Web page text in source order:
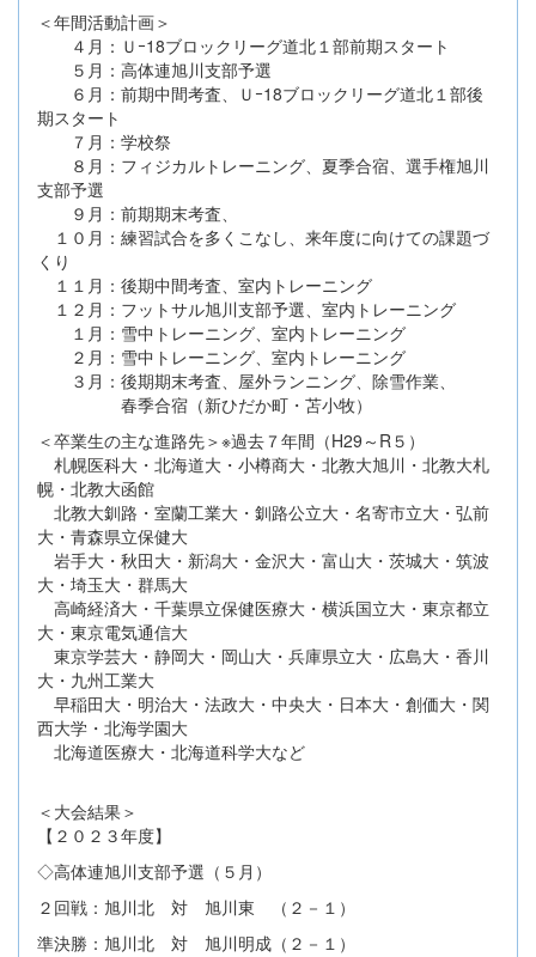
＜年間活動計画＞
４月：Ｕｰ18ブロックリーグ道北１部前期スタート
５月：高体連旭川支部予選
６月：前期中間考査、Ｕｰ18ブロックリーグ道北１部後
期スタート
７月：学校祭
８月：フィジカルトレーニング、夏季合宿、選手権旭川
支部予選
９月：前期期末考査、
１０月：練習試合を多くこなし、来年度に向けての課題づ
くり
１１月：後期中間考査、室内トレーニング
１２月：フットサル旭川支部予選、室内トレーニング
１月：雪中トレーニング、室内トレーニング
２月：雪中トレーニング、室内トレーニング
３月：後期期末考査、屋外ランニング、除雪作業、
春季合宿（新ひだか町・苫小牧）
＜卒業生の主な進路先＞※過去７年間（H29～R５）
札幌医科大・北海道大・小樽商大・北教大旭川・北教大札
幌・北教大函館
北教大釧路・室蘭工業大・釧路公立大・名寄市立大・弘前
大・青森県立保健大
岩手大・秋田大・新潟大・金沢大・富山大・茨城大・筑波
大・埼玉大・群馬大
高崎経済大・千葉県立保健医療大・横浜国立大・東京都立
大・東京電気通信大
東京学芸大・静岡大・岡山大・兵庫県立大・広島大・香川
大・九州工業大
早稲田大・明治大・法政大・中央大・日本大・創価大・関
西大学・北海学園大
北海道医療大・北海道科学大など
＜大会結果＞
【２０２３年度】
◇高体連旭川支部予選（５月）
２回戦：旭川北 対 旭川東 （２－１）
準決勝：旭川北 対 旭川明成（２－１）